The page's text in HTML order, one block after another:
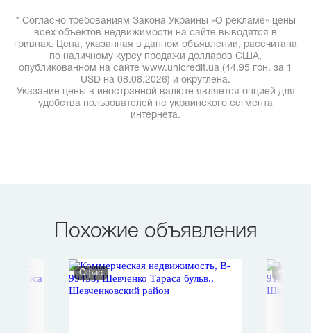
* Согласно требованиям Закона Украины «О рекламе» цены
всех объектов недвижимости на сайте выводятся в
гривнах. Цена, указанная в данном объявлении, рассчитана
по наличному курсу продажи долларов США,
опубликованном на сайте www.unicredit.ua (44.95 грн. за 1
USD на 08.08.2026) и округлена.
Указание цены в иностранной валюте является опцией для
удобства пользователей не украинского сегмента
интернета.
Похожие объявления
Офис